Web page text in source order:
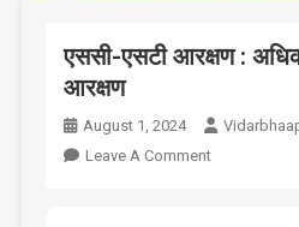
एससी-एसटी आरक्षण :
आरक्षण
August 1, 2024
Leave A CommentOn